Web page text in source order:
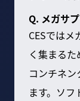
Q. メガサ
CESでは
く集まる
コンチネ
ます。ソ